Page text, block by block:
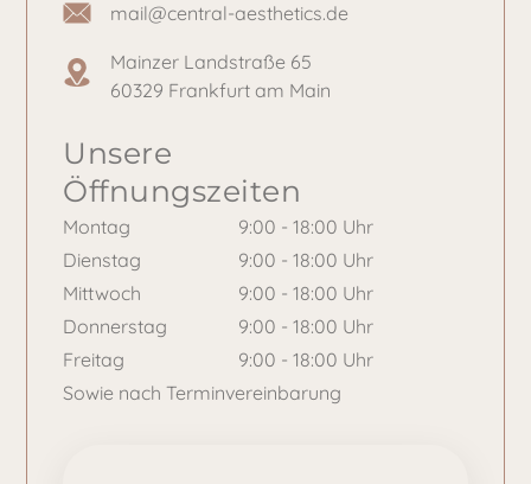
mail@central-aesthetics.de
Mainzer Landstraße 65
60329 Frankfurt am Main
Unsere
Öffnungszeiten
Montag
9:00 - 18:00 Uhr
Dienstag
9:00 - 18:00 Uhr
Mittwoch
9:00 - 18:00 Uhr
Donnerstag
9:00 - 18:00 Uhr
Freitag
9:00 - 18:00 Uhr
Sowie nach Terminvereinbarung